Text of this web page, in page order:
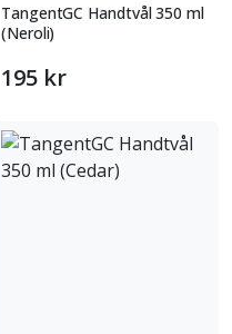
TangentGC Handtvål 350 ml
(Neroli)
195 kr